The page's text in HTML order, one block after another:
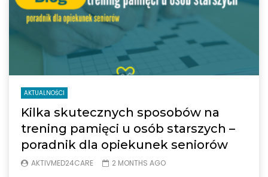
AKTUALNOŚCI
Kilka skutecznych sposobów na
trening pamięci u osób starszych –
poradnik dla opiekunek seniorów
AKTIVMED24CARE 2 MONTHS AGO